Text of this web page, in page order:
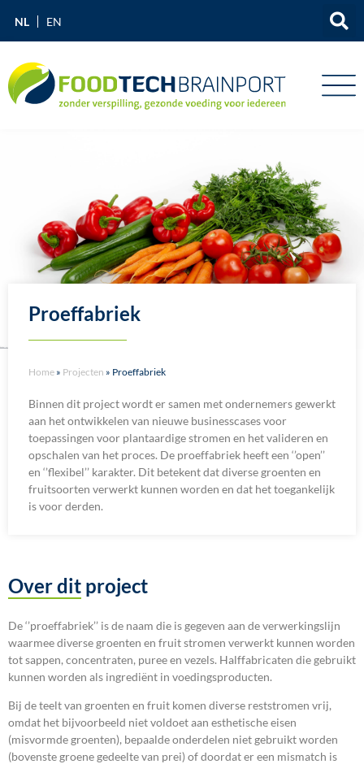
NL EN
Proeffabriek
Home » Projecten » Proeffabriek
Binnen dit project wordt er samen met ondernemers gewerkt
aan het ontwikkelen van nieuwe businesscases voor
toepassingen voor plantaardige stromen en het valideren en
opschalen van het proces. De proeffabriek heeft een ‘’open’’
en ‘’flexibel’’ karakter. Dit betekent dat diverse groenten en
fruitsoorten verwerkt kunnen worden en dat het toegankelijk
is voor derden.
Over dit project
De ‘’proeffabriek’’ is de naam die is gegeven aan de verwerkingslijn
waarmee diverse groenten en fruit stromen verwerkt kunnen worden
tot sappen, concentraten, puree en vezels. Halffabricaten die gebruikt
kunnen worden als ingrediënt in voedingsproducten.
Bij de teelt van groenten en fruit komen diverse reststromen vrij,
omdat het bijvoorbeeld niet voldoet aan esthetische eisen
(misvormde groenten), bepaalde onderdelen niet gebruikt worden
(bovenste groene gedeelte van prei) of doordat er een mismatch is